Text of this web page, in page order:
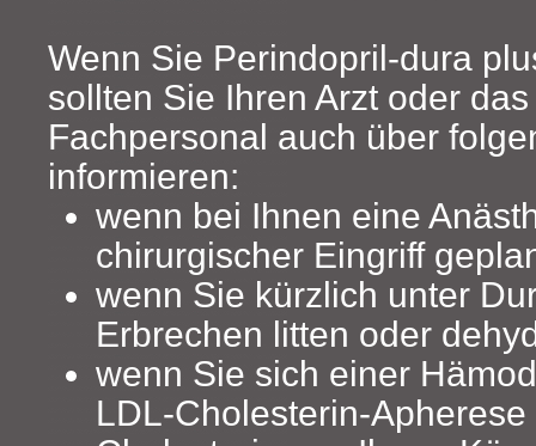
Wenn Sie Perindopril-dura
sollten Sie Ihren Arzt oder
Fachpersonal auch über
informieren:
wenn bei Ihnen eine
chirurgischer Eingriff
wenn Sie kürzlich unter
Erbrechen litten oder
wenn Sie sich einer
LDL‑Cholesterin-